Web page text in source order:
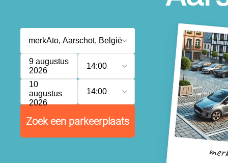
9 augustus
2026
14:00
10
augustus
2026
14:00
Zoek een parkeerplaats